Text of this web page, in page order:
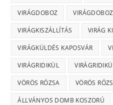
VIRÁGDOBOZ
VIRÁGKISZÁLLÍTÁS VIRÁG
VIRÁGKÜLDÉS KAPOSVÁR
VIRÁGRIDIKÜL
VÖRÖS RÓZSA VÖRÖS
ÁLLVÁNYOS DOMB KOSZORÚ